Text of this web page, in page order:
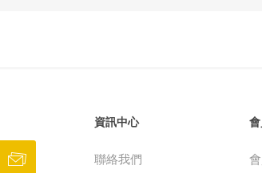
資訊中心
聯絡我們